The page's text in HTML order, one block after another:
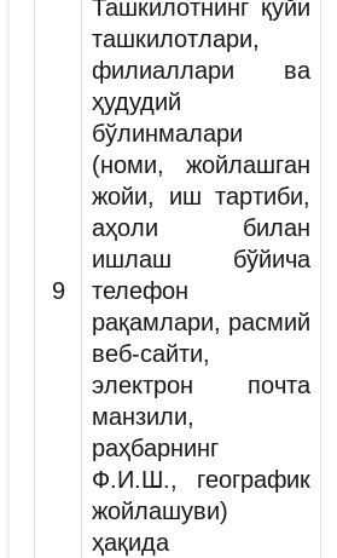
9
Ташкилотнинг қуйи
ташкилотлари,
филиаллари ва
ҳудудий
бўлинмалари
(номи, жойлашган
жойи, иш тартиби,
аҳоли билан
ишлаш бўйича
телефон
рақамлари, расмий
веб-сайти,
электрон почта
манзили,
раҳбарнинг
Ф.И.Ш., географик
жойлашуви)
ҳақида